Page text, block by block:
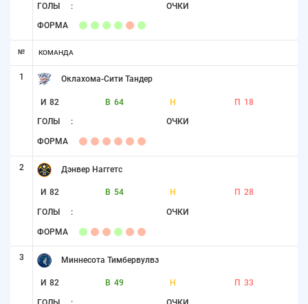
ГОЛЫ : ОЧКИ
ФОРМА
№ КОМАНДА
1 Оклахома-Сити Тандер
И 82 В 64 Н П 18
ГОЛЫ : ОЧКИ
ФОРМА
2 Дэнвер Наггетс
И 82 В 54 Н П 28
ГОЛЫ : ОЧКИ
ФОРМА
3 Миннесота Тимбервулвз
И 82 В 49 Н П 33